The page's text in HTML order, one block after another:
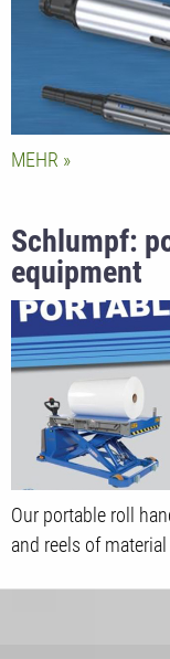
MEHR
Schlumpf:
equipment
Our portable roll
and reels of